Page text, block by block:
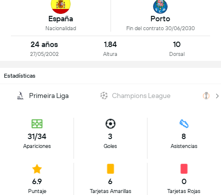
España
Nacionalidad
Porto
Fin del contrato 30/06/2030
24 años
27/05/2002
1.84
Altura
10
Dorsal
Estadísticas
Primeira Liga Champions League
31/34
Apariciones
3
Goles
8
Asistencias
6.9
Puntaje
6
Tarjetas Amarillas
0
Tarjetas Rojas